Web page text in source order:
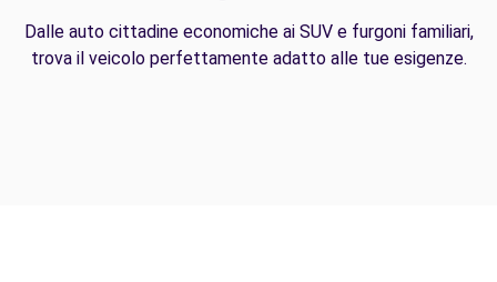
Dalle auto cittadine economiche ai SUV e furgoni familiari,
trova il veicolo perfettamente adatto alle tue esigenze.